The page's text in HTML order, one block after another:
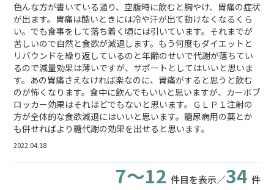
色んな方が書いている通り、空腹時に飲むと胸やけ、胃痛の症状
が出ます。胃痛は酷いときには冷や汗が出て動けなくなるくら
い。でも食事をして落ち着く頃には引いています。それまでが
苦しいので自然と食欲が減退します。もう何度もダイエットと
リバウンドを繰り返しているのと年齢のせいで代謝が落ちてい
るので減量効果は薄いですが、サポートとしてはいいと思いま
す。あの胃痛さえなければ楽なのに、胃痛がすると思うと飲む
のが怖くなります。食中に飲んでもいいと思いますが、カーボブ
ロッカー効果はそれほどでもないと思います。ＧＬＰ１注射の
方が全体的な食欲減退にはいいと思います。糖尿病用の薬とか
も併せればより糖代謝の効果を出せると思います。
2022.04.18
7～12 件目を表示／34 件